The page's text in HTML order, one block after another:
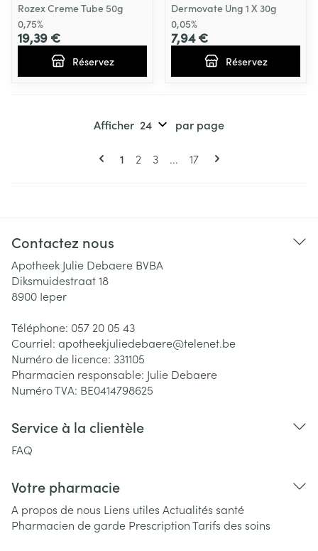
Rozex Creme Tube 50g
0,75%
19,39 €
Réservez
Dermovate Ung 1 X 30g
0,05%
7,94 €
Réservez
Vous lisez actuellement la page
1 Page
2 Page
3 ... Page
17
Afficher par page
Contactez nous
Apotheek Julie Debaere BVBA
Diksmuidestraat 18
8900 Ieper
Téléphone: 057 20 05 43
Courriel: apotheekjuliedebaere@telenet.be
Numéro de licence: 331105
Pharmacien responsable: Julie Debaere
Numéro TVA: BE0414798625
Service à la clientèle
FAQ
Votre pharmacie
A propos de nous Liens utiles Actualités santé
Pharmacien de garde PrescriptionTarifs des soins